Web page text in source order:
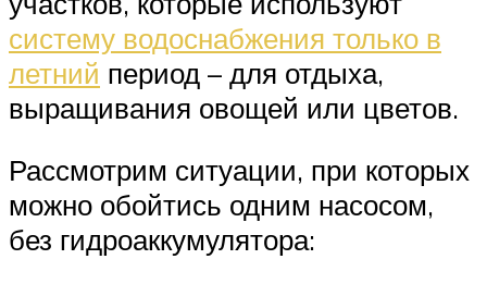
систему водоснабжения только в
летний период – для отдыха,
выращивания овощей или цветов.
Рассмотрим ситуации, при которых
можно обойтись одним насосом,
без гидроаккумулятора: